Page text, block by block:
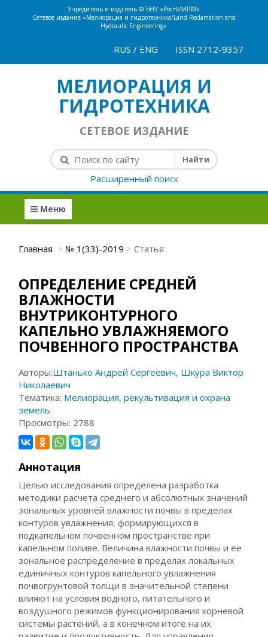
Учредитель и издатель ФГБНУ «РосНИИПМ»
Сетевое издание «Мелиорация и гидротехника/Land Reclamation and
Hydraulic Engineering»
ISSN 2712-9357
RUS / ENG
МЕЛИОРАЦИЯ И
ГИДРОТЕХНИКА
СЕТЕВОЕ ИЗДАНИЕ
Расширенный поиск
Меню
Главная № 1(33)-2019 Статья
ОПРЕДЕЛЕНИЕ СРЕДНЕЙ
ВЛАЖНОСТИ
ВНУТРИКОНТУРНОГО
КАПЕЛЬНО УВЛАЖНЯЕМОГО
ПОЧВЕННОГО ПРОСТРАНСТВА
Авторы:Штанько Андрей Сергеевич, Шкура Виктор
Николаевич
Тематика: Мелиорация, рекультивация и охрана
земель
Просмотры: 2788
Аннотация
Целью исследования определена разработка
методики расчета среднего и абсолютных значений
зональных уровней влажности почвы в пределах
контуров увлажнения, формирующихся в
подкапельном почвенном пространстве при
капельном поливе. Величина влажности почвы и ее
зональное распределение в пределах локальных
единичных контуров капельного увлажнения
почвогрунтовой толщи в значительной степени
влияют на условия водного, питательного и
воздушного режимов функционирования корневой
системы растений, а в конечном итоге на их